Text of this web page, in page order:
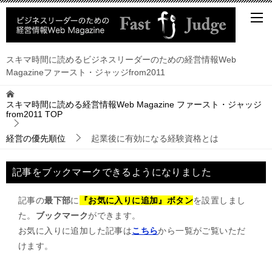
スキマ時間に読めるビジネスリーダーのための経営情報Web
Magazineファースト・ジャッジfrom2011
スキマ時間に読める経営情報Web Magazine ファースト・ジャッジ
from2011 TOP
経営の優先順位 起業後に有効になる経験資格とは
記事をブックマークできるようになりました
記事の最下部に 『お気に入りに追加』ボタンを設置しまし
た。 ブックマークができます。
お気に入りに追加した記事はこちらから一覧がご覧いただ
けます。